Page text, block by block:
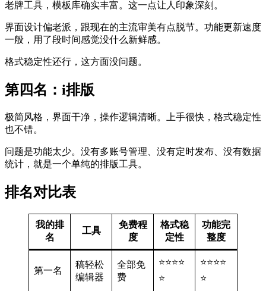
老牌工具，模板库确实丰富。这一点让人印象深刻。
界面设计偏老派，跟现在的主流审美有点脱节。功能更新速度
一般，用了段时间感觉没什么新鲜感。
格式稳定性还行，这方面没问题。
第四名：i排版
极简风格，界面干净，操作逻辑清晰。上手很快，格式稳定性
也不错。
问题是功能太少。没有多账号管理、没有定时发布、没有数据
统计，就是一个单纯的排版工具。
排名对比表
我的排
名
工具
免费程
度
格式稳
定性
功能完
整度
第一名
稿轻松
编辑器
全部免
费
⭐⭐⭐⭐
⭐
⭐⭐⭐⭐
⭐